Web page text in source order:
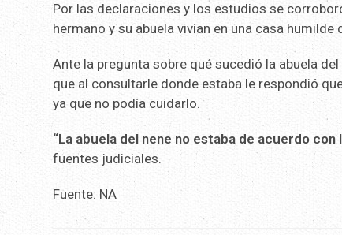
Por las declaraciones y los estudios se
hermano y su abuela vivían en una casa humilde
Ante la pregunta sobre qué sucedió la abuela
que al consultarle donde estaba le respondió
ya que no podía cuidarlo.
“La abuela del nene no estaba de acuerdo
fuentes judiciales.
Fuente: NA